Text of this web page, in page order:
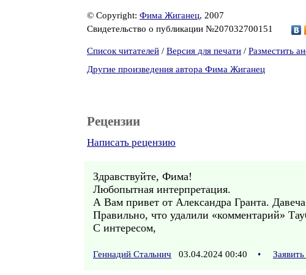
© Copyright: Фима Жиганец, 2007
Свидетельство о публикации №207032700151
Список читателей / Версия для печати / Разместить
Другие произведения автора Фима Жиганец
Рецензии
Написать рецензию
Здравствуйте, Фима!
Любопытная интерпретация.
А Вам привет от Александра Гранта.
Правильно, что удалили «комментарий»
С интересом,
Геннадий Стальнич 03.04.2024 00:40 •